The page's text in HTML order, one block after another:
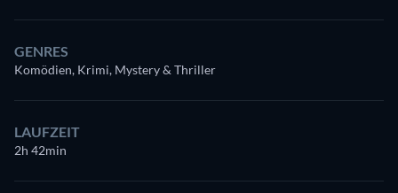
GENRES
Komödien, Krimi, Mystery & Thriller
LAUFZEIT
2h 42min